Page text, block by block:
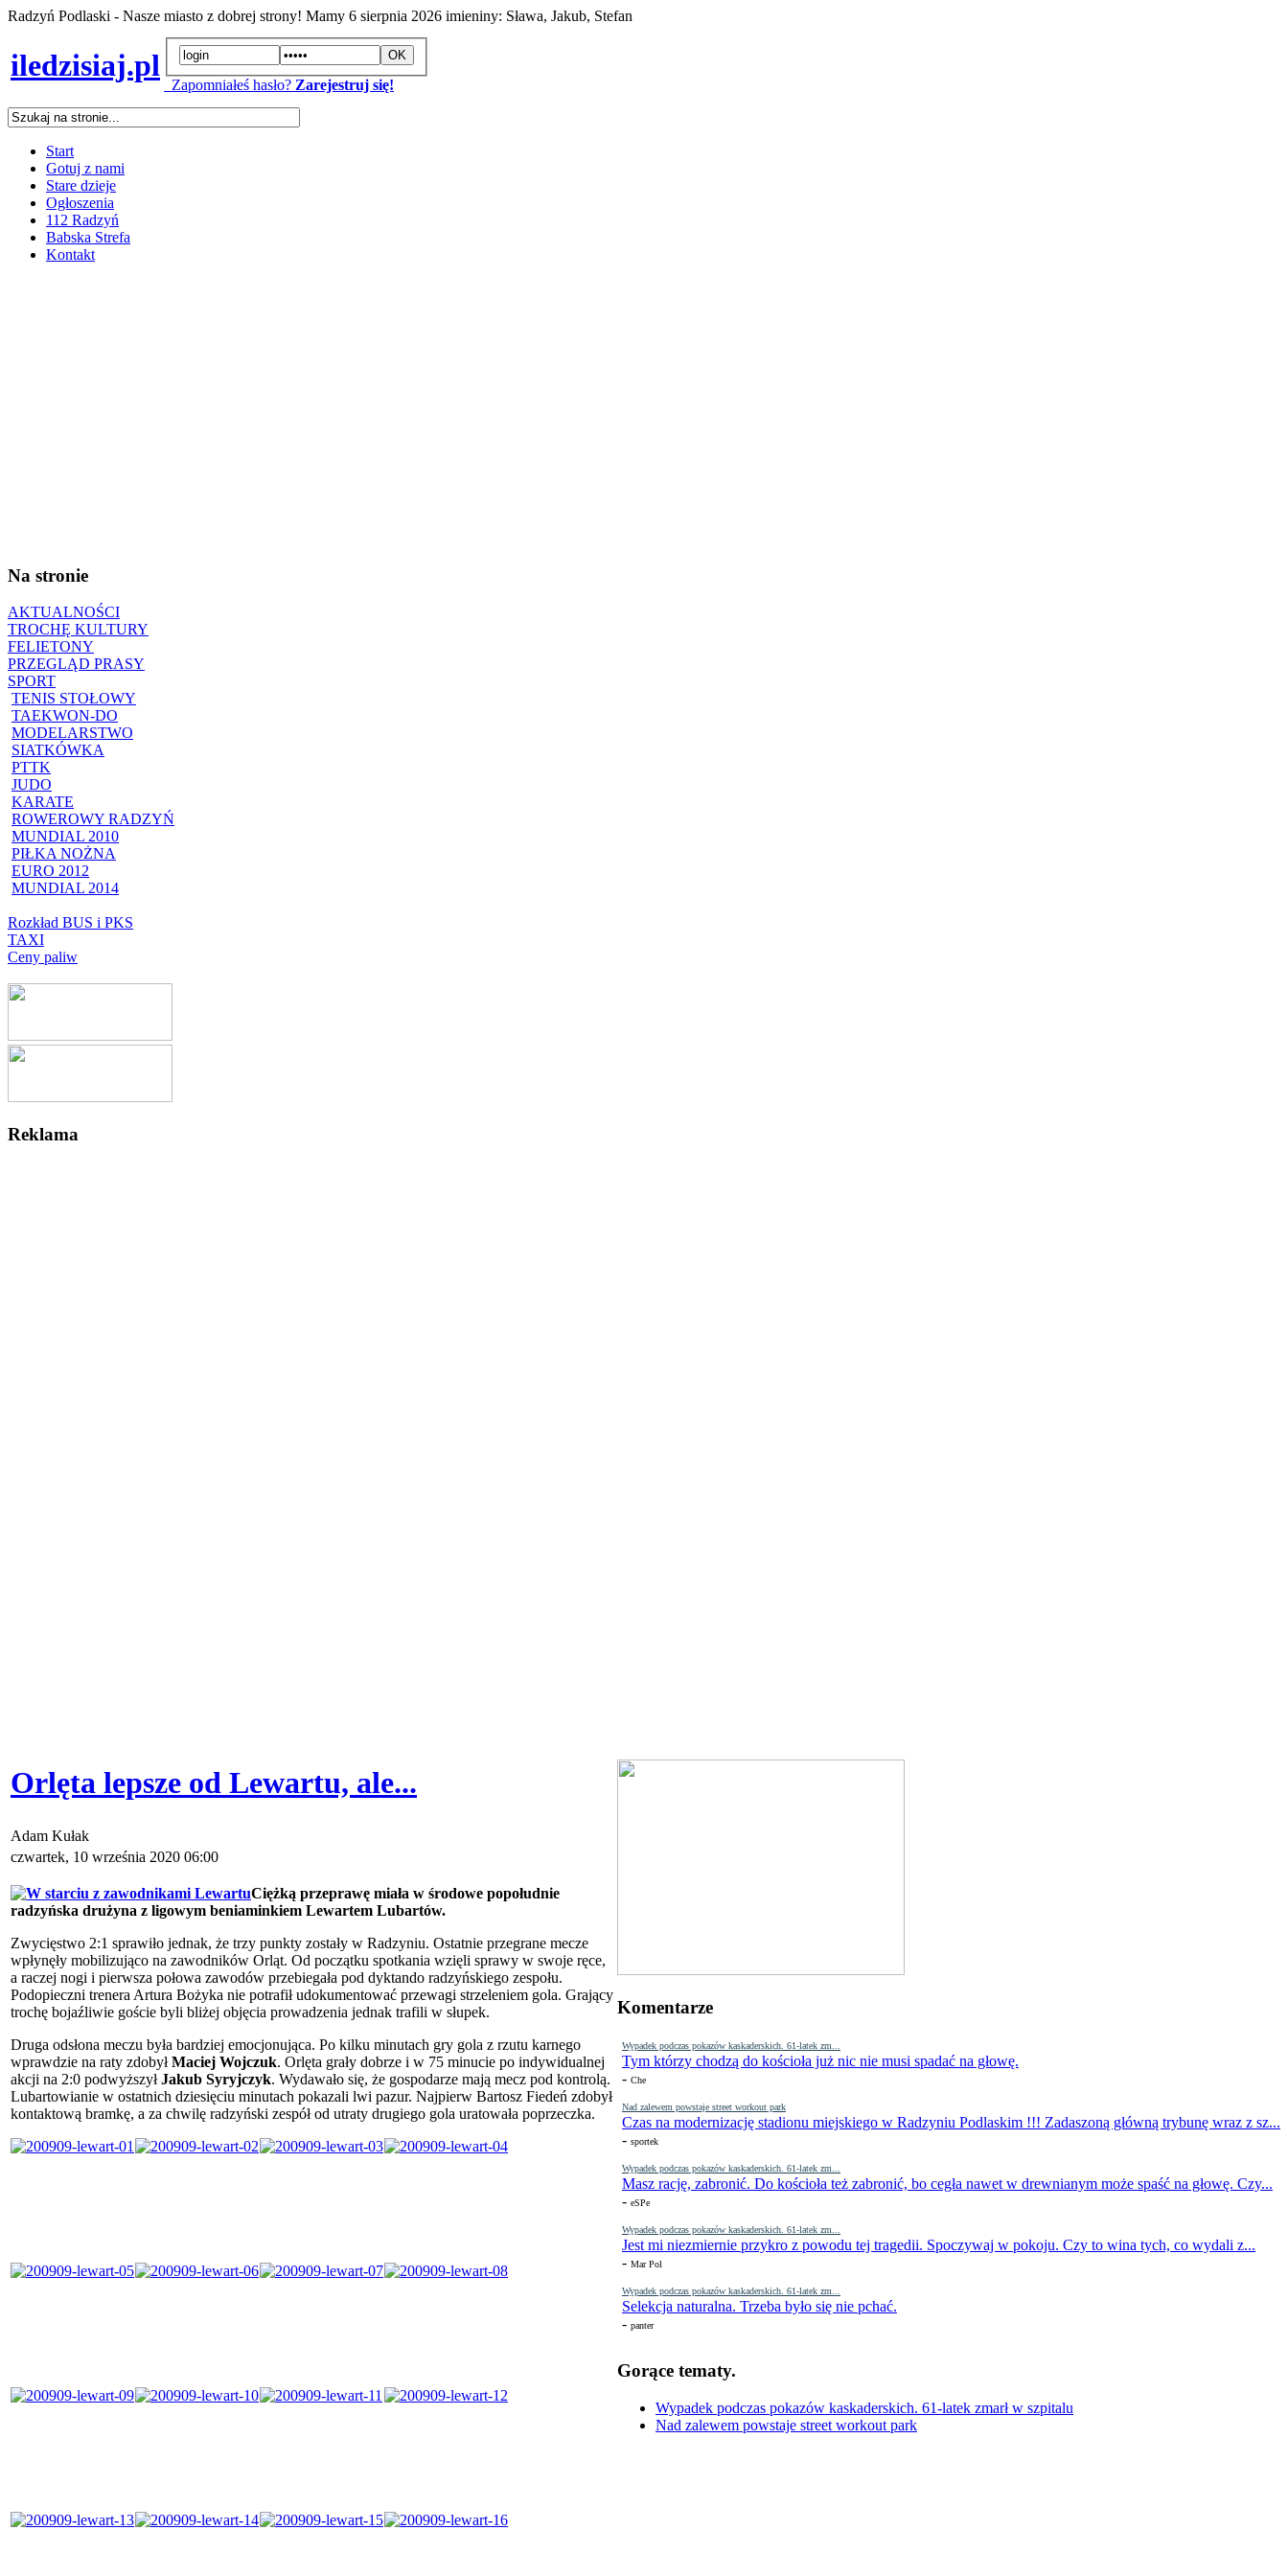
Radzyń Podlaski - Nasze miasto z dobrej strony! Mamy 6 sierpnia 2026 imieniny: Sława, Jakub, Stefan
iledzisiaj.pl
Zapomniałeś hasło? Zarejestruj się!
Start
Gotuj z nami
Stare dzieje
Ogłoszenia
112 Radzyń
Babska Strefa
Kontakt
Na stronie
AKTUALNOŚCI
TROCHĘ KULTURY
FELIETONY
PRZEGLĄD PRASY
SPORT
TENIS STOŁOWY
TAEKWON-DO
MODELARSTWO
SIATKÓWKA
PTTK
JUDO
KARATE
ROWEROWY RADZYŃ
MUNDIAL 2010
PIŁKA NOŻNA
EURO 2012
MUNDIAL 2014
Rozkład BUS i PKS
TAXI
Ceny paliw
Reklama
Komentarze
Wypadek podczas pokazów kaskaderskich. 61-latek zm...
Tym którzy chodzą do kościoła już nic nie musi spadać na głowę.
- Che
Nad zalewem powstaje street workout park
Czas na modernizację stadionu miejskiego w Radzyniu Podlaskim !!! Zadaszoną główną trybunę wraz z sz...
- sportek
Wypadek podczas pokazów kaskaderskich. 61-latek zm...
Masz rację, zabronić. Do kościoła też zabronić, bo cegła nawet w drewnianym może spaść na głowę. Czy...
- eSPe
Wypadek podczas pokazów kaskaderskich. 61-latek zm...
Jest mi niezmiernie przykro z powodu tej tragedii. Spoczywaj w pokoju. Czy to wina tych, co wydali z...
- Mar Pol
Wypadek podczas pokazów kaskaderskich. 61-latek zm...
Selekcja naturalna. Trzeba było się nie pchać.
- panter
Gorące tematy.
Wypadek podczas pokazów kaskaderskich. 61-latek zmarł w szpitalu
Nad zalewem powstaje street workout park
Orlęta lepsze od Lewartu, ale...
Adam Kułak
czwartek, 10 września 2020 06:00
Ciężką przeprawę miała w środowe popołudnie
radzyńska drużyna z ligowym beniaminkiem Lewartem Lubartów.
Zwycięstwo 2:1 sprawiło jednak, że trzy punkty zostały w Radzyniu. Ostatnie przegrane mecze
wpłynęły mobilizująco na zawodników Orląt. Od początku spotkania wzięli sprawy w swoje ręce,
a raczej nogi i pierwsza połowa zawodów przebiegała pod dyktando radzyńskiego zespołu.
Podopieczni trenera Artura Bożyka nie potrafił udokumentować przewagi strzeleniem gola. Grający
trochę bojaźliwie goście byli bliżej objęcia prowadzenia jednak trafili w słupek.
Druga odsłona meczu była bardziej emocjonująca. Po kilku minutach gry gola z rzutu karnego
wprawdzie na raty zdobyłMaciej Wojczuk. Orlęta grały dobrze i w 75 minucie po indywidualnej
akcji na 2:0 podwyższyłJakub Syryjczyk. Wydawało się, że gospodarze mają mecz pod kontrolą.
Lubartowianie w ostatnich dziesięciu minutach pokazali lwi pazur. Najpierw Bartosz Fiedeń zdobył
kontaktową bramkę, a za chwilę radzyński zespół od utraty drugiego gola uratowała poprzeczka.